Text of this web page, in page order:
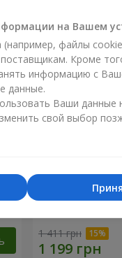
Букет
1 411 грн
на Вашем
файлы
Кроме
информацию с
данные.
Ваши данные
свой выбор